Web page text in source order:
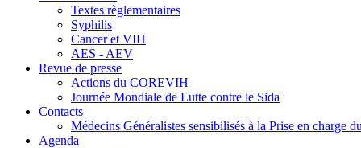
Textes règlementaires
Syphilis
Cancer et VIH
AES - AEV
Revue de presse
Actions du COREVIH
Journée Mondiale de Lutte contre le Sida
Contacts
Médecins Généralistes sensibilisés à la Prise en charge
Agenda